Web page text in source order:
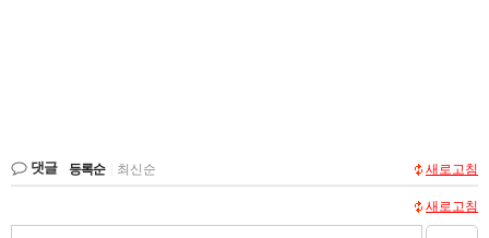
댓글 등록순 최신순 새로고침
새로고침